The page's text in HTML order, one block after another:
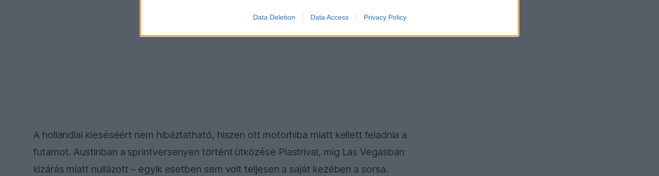
Data Deletion Data Access Privacy Policy
A hollandiai kieséséért nem hibáztatható, hiszen ott motorhiba miatt kellett feladnia a
futamot. Austinban a sprintversenyen történt ütközése Piastrival, míg Las Vegasban
kizárás miatt nullázott – egyik esetben sem volt teljesen a saját kezében a sorsa.